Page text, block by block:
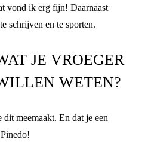
vond ik erg fijn! Daarnaast
schrijven en te sporten.
JE VROEGER
WETEN?
meemaakt. En dat je een